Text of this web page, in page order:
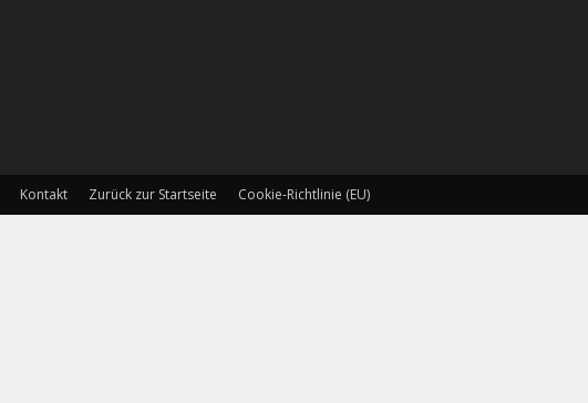
Kontakt Zurück zur Startseite Cookie-Richtlinie (EU)